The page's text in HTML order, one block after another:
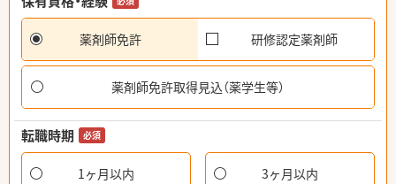
薬剤師免許 研修認定薬剤師
薬剤師免許取得見込（薬学生等）
転職時期 必須
1ヶ月以内 3ヶ月以内